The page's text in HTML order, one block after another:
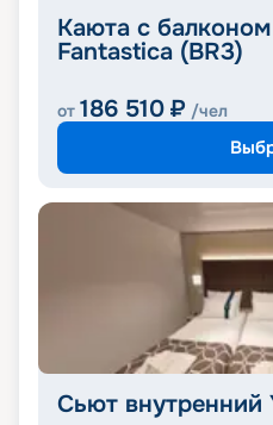
Каюта с
Fantastica (BR3)
от 186 510 ₽ /чел
Сьют внутренний